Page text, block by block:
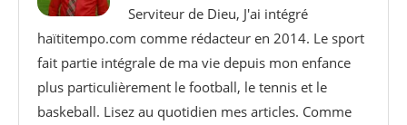
Serviteur de Dieu, J'ai intégré
haïtitempo.com comme rédacteur en 2014. Le sport
fait partie intégrale de ma vie depuis mon enfance
plus particulièrement le football, le tennis et le
baskeball. Lisez au quotidien mes articles. Comme